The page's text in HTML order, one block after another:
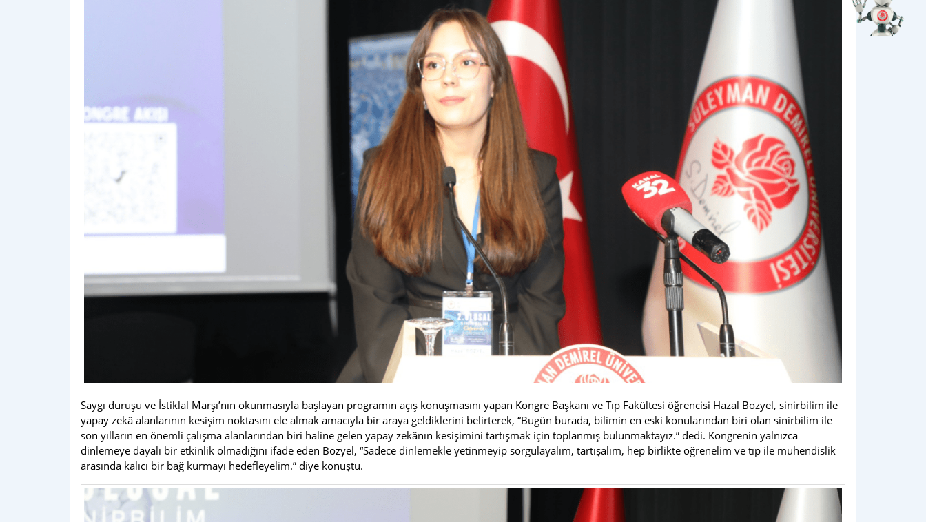
Saygı duruşu ve İstiklal Marşı’nın okunmasıyla başlayan programın açış konuşmasını yapan Kongre Başkanı ve Tıp Fakültesi öğrencisi Hazal Bozyel, sinirbilim ile
yapay zekâ alanlarının kesişim noktasını ele almak amacıyla bir araya geldiklerini belirterek, “Bugün burada, bilimin en eski konularından biri olan sinirbilim ile
son yılların en önemli çalışma alanlarından biri haline gelen yapay zekânın kesişimini tartışmak için toplanmış bulunmaktayız.” dedi. Kongrenin yalnızca
dinlemeye dayalı bir etkinlik olmadığını ifade eden Bozyel, “Sadece dinlemekle yetinmeyip sorgulayalım, tartışalım, hep birlikte öğrenelim ve tıp ile mühendislik
arasında kalıcı bir bağ kurmayı hedefleyelim.” diye konuştu.